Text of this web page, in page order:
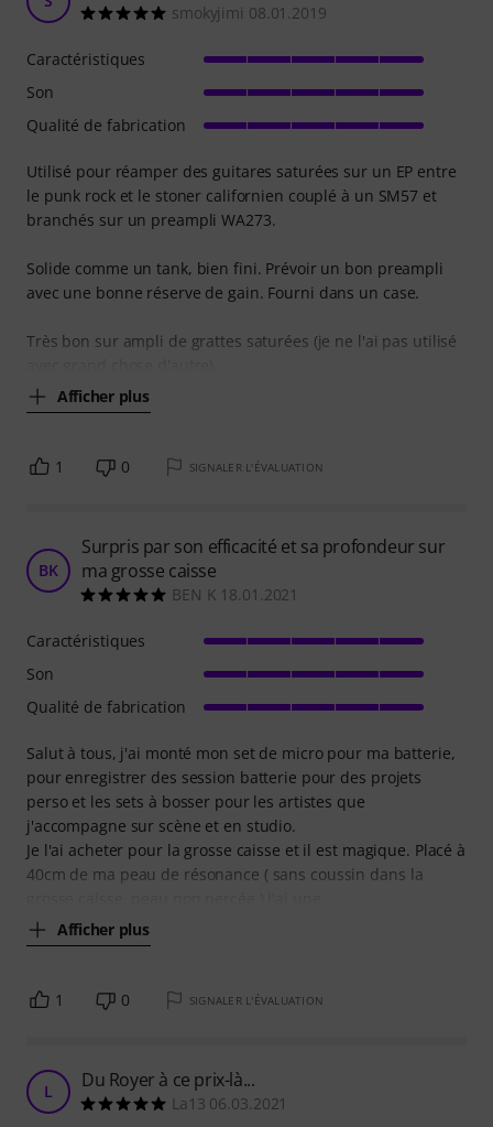
smokyjimi 08.01.2019
Utilisé pour réamper des guitares saturées sur un EP entre
le punk rock et le stoner californien couplé à un SM57 et
branchés sur un preampli WA273.
Solide comme un tank, bien fini. Prévoir un bon preampli
avec une bonne réserve de gain. Fourni dans un case.
Très bon sur ampli de grattes saturées (je ne l'ai pas utilisé
Afficher plus
Caractéristiques
Son
Qualité de fabrication
1 0 SIGNALER L'ÉVALUATION
BK
Surpris par son efficacité et sa profondeur sur
ma grosse caisse
BEN K 18.01.2021
Salut à tous, j'ai monté mon set de micro pour ma batterie,
pour enregistrer des session batterie pour des projets
perso et les sets à bosser pour les artistes que
j'accompagne sur scène et en studio.
Je l'ai acheter pour la grosse caisse et il est magique. Placé à
40cm de ma peau de résonance ( sans coussin dans la
Afficher plus
Caractéristiques
Son
Qualité de fabrication
1 0 SIGNALER L'ÉVALUATION
L Du Royer à ce prix-là...
La13 06.03.2021